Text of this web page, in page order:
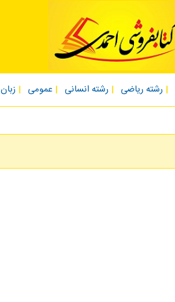
رشته ریاضی رشته انسانی عمومی زبان